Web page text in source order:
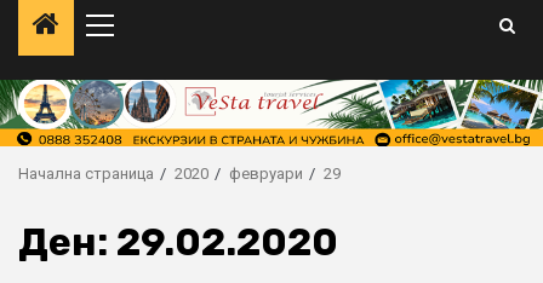
Primary
Начална страница 2020 февруари 29
Ден: 29.02.2020